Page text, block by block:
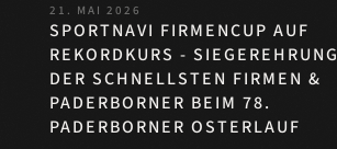
21. MAI 2026
SPORTNAVI FIRMENCUP AUF
REKORDKURS - SIEGEREHRUNG
DER SCHNELLSTEN FIRMEN &
PADERBORNER BEIM 78.
PADERBORNER OSTERLAUF